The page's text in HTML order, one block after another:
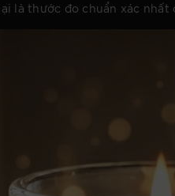
là thước đo chuẩn xác